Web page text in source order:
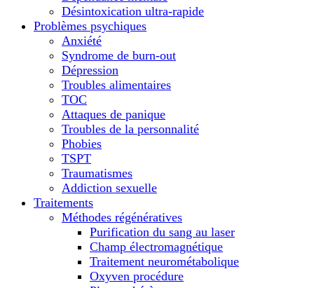
Désintoxication ultra-rapide
Problèmes psychiques
Anxiété
Syndrome de burn-out
Dépression
Troubles alimentaires
TOC
Attaques de panique
Troubles de la personnalité
Phobies
TSPT
Traumatismes
Addiction sexuelle
Traitements
Méthodes régénératives
Purification du sang au laser
Champ électromagnétique
Traitement neurométabolique
Oxyven procédure